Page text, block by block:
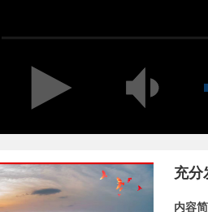
充分
内容